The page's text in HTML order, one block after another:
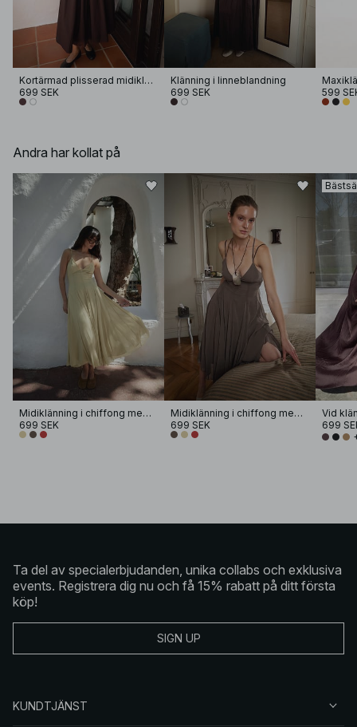
Kortärmad plisserad midiklänning i bomull
699 SEK
Klänning i linneblandning
699 SEK
599
Andra har kollat på
Midiklänning i chiffong med band
699 SEK
Midiklänning i chiffong med band
699 SEK
Vid
699
Ta del av specialerbjudanden, unika collabs och exklusiva
events. Registrera dig nu och få 15% rabatt på ditt första
köp!
SIGN UP
KUNDTJÄNST